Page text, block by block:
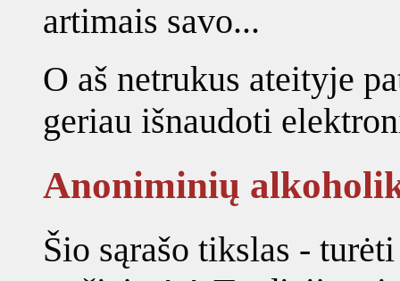
artimais savo...
O aš netrukus ateityje
geriau išnaudoti
Anoniminių
Šio sąrašo tikslas -